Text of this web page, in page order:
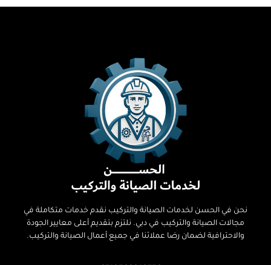
نحن في الحسن لخدمات الصيانة والتركيب نقدم خدمات متكاملة في
مجالات الصيانة والتركيب في دبي. نلتزم بتقديم أعلى معايير الجودة
والاحترافية لضمان رضا عملائنا في جميع أعمال الصيانة والتركيب.